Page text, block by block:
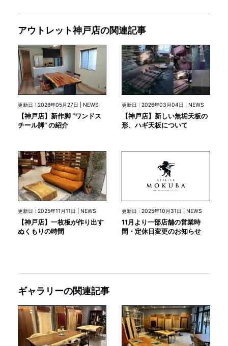
アウトレット神戸店の関連記事
更新日 : 2026年05月27日 | NEWS
【神戸店】新作脚 “ワンドス
チール脚” の紹介
更新日 : 2026年03月04日 | NEWS
【神戸店】新しい無垢天板の
形、ハギ天板について
更新日 : 2025年11月11日 | NEWS
【神戸店】一枚板が作り出す
ぬくもりの時間
更新日 : 2025年10月31日 | NEWS
11月より一部店舗の営業時
間・定休日変更のお知らせ
ギャラリーの関連記事